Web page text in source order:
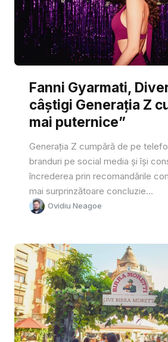
Fanni Gyarmati,
câștigi Generația Z
mai puternice”
Generația Z cumpără de pe
branduri pe social media și își
încrederea prin recomandările
mai surprinzătoare concluzie...
Ovidiu Neagoe